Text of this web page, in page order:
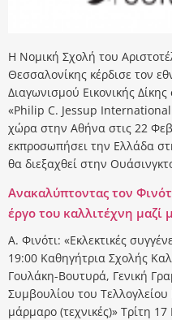
Η Νομική Σχολή του
Θεσσαλονίκης κέρδισε τον
Διαγωνισμού Εικονικής
«Philip C. Jessup
χώρα στην Αθήνα στις 22
εκπροσωπήσει την Ελλάδα
θα διεξαχθεί στην
Ανακαλύπτοντας τον
έργο του καλλιτέχνη μαζί
Α. Φινότι: «Εκλεκτικές
19:00 Καθηγήτρια Σχολής
Γουλάκη-Βουτυρά, Γενική
Συμβουλίου του Τελλογλείου
μάρμαρο (τεχνικές)» Τρίτη